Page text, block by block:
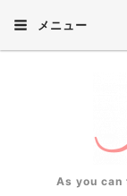
メニュー
As you